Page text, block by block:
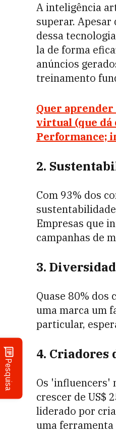
Pesquisa
A inteligência
superar.
dessa
la de forma
anúncios
treinamento
Quer aprender
virtual (que dá
Performance;
2.
Com 93% dos
Empresas que
campanhas de
3.
Quase 80% dos
uma marca um
particular,
4. Criadores
Os 'influencers'
crescer de US$
liderado por
uma